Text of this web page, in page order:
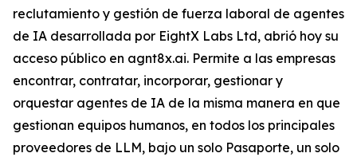
reclutamiento y gestión de fuerza laboral de agentes
de IA desarrollada por EightX Labs Ltd, abrió hoy su
acceso público en agnt8x.ai. Permite a las empresas
encontrar, contratar, incorporar, gestionar y
orquestar agentes de IA de la misma manera en que
gestionan equipos humanos, en todos los principales
proveedores de LLM, bajo un solo Pasaporte, un solo